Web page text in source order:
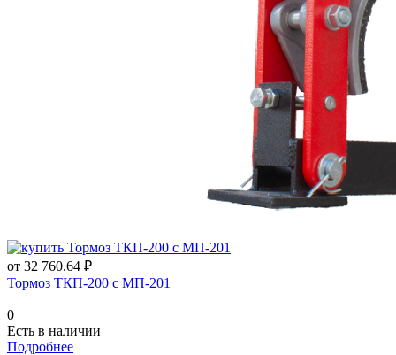
от 32 760.64 ₽
Тормоз ТКП-200 с МП-201
0
Есть в наличии
Подробнее